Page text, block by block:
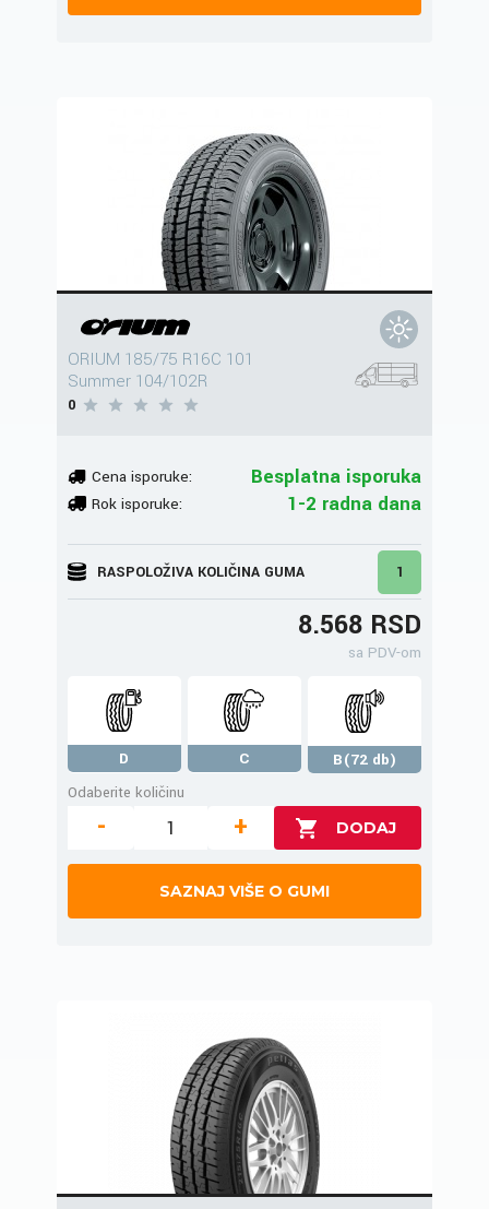
ORIUM 185/75 R16C 101
Summer 104/102R
0
Cena isporuke: Besplatna isporuka
Rok isporuke: 1-2 radna dana
RASPOLOŽIVA KOLIČINA GUMA 1
8.568 RSD
sa PDV-om
D C
B(72 db)
Odaberite količinu
- +
SAZNAJ VIŠE O GUMI